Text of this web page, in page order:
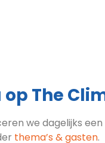
The
we dagelijks
thema’s & gasten.